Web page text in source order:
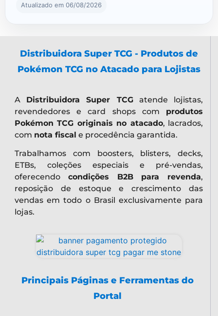
Atualizado em 06/08/2026
Distribuidora Super TCG - Produtos de
Pokémon TCG no Atacado para Lojistas
A Distribuidora Super TCGatende lojistas,
revendedores e card shops com produtos
Pokémon TCG originais no atacado, lacrados,
com nota fiscal e procedência garantida.
Trabalhamos com boosters, blisters, decks,
ETBs, coleções especiais e pré-vendas,
oferecendo condições B2B para revenda,
reposição de estoque e crescimento das
vendas em todo o Brasil exclusivamente para
lojas.
Principais Páginas e Ferramentas do
Portal